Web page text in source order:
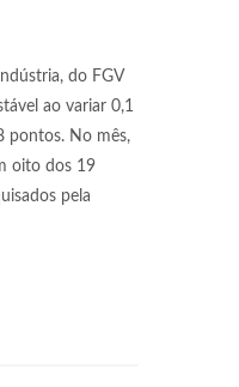
do FGV
ao variar 0,1
pontos. No mês,
oito dos 19
pela